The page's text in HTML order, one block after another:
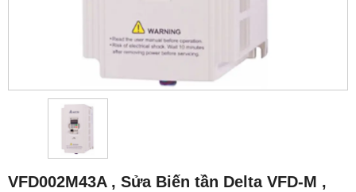
VFD002M43A , Sửa Biến tần Delta VFD-M ,